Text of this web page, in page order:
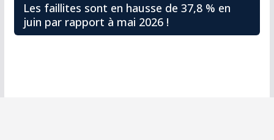
Les faillites sont en hausse de 37,8 % en
juin par rapport à mai 2026 !